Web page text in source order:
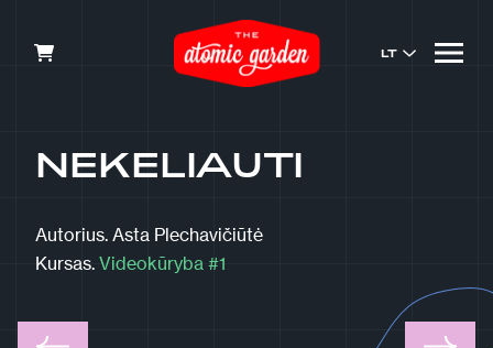
LT
NEKELIAUTI
Autorius. Asta Plechavičiūtė
Kursas. Videokūryba #1